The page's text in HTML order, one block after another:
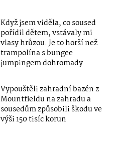
Když jsem viděla, co soused
pořídil dětem, vstávaly mi
vlasy hrůzou. Je to horší než
trampolína s bungee
jumpingem dohromady
Vypouštěli zahradní bazén z
Mountfieldu na zahradu a
sousedům způsobili škodu ve
výši 150 tisíc korun